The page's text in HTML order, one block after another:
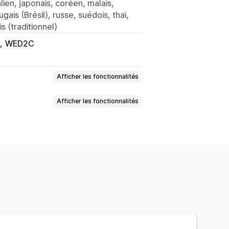
japonais, coréen, malais,
(Brésil), russe, suédois, thaï,
(traditionnel)
WED2C
Afficher les fonctionnalités
Afficher les fonctionnalités